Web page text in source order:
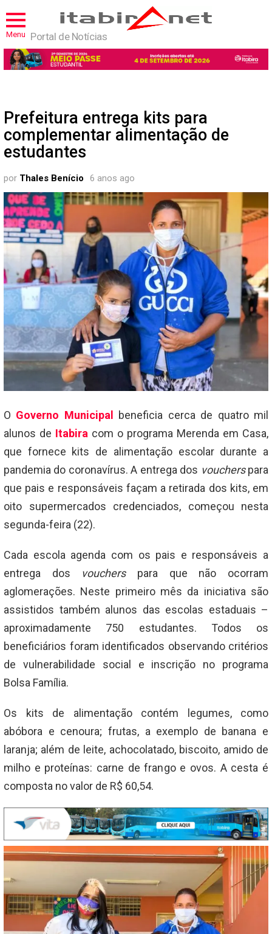
Menu Portal de Notícias
Prefeitura entrega kits para
complementar alimentação de
estudantes
por Thales Benício 6 anos ago
O Governo Municipal
beneficia cerca de quatro mil
alunos de Itabira com o programa Merenda em Casa,
que fornece kits de alimentação escolar durante a
pandemia do coronavírus. A entrega dos voucherspara
que pais e responsáveis façam a retirada dos kits, em
oito supermercados credenciados, começou nesta
segunda-feira (22).
Cada escola agenda com os pais e responsáveis a
entrega dos vouchers para que não ocorram
aglomerações. Neste primeiro mês da iniciativa são
assistidos também alunos das escolas estaduais –
aproximadamente 750 estudantes. Todos os
beneficiários foram identificados observando critérios
de vulnerabilidade social e inscrição no programa
Bolsa Família.
Os kits de alimentação contém legumes, como
abóbora e cenoura; frutas, a exemplo de banana e
laranja; além de leite, achocolatado, biscoito, amido de
milho e proteínas: carne de frango e ovos. A cesta é
composta no valor de R$ 60,54.